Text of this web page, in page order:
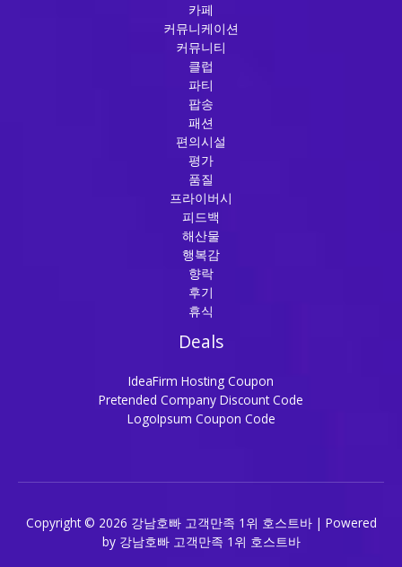
카페
커뮤니케이션
커뮤니티
클럽
파티
팝송
패션
편의시설
평가
품질
프라이버시
피드백
해산물
행복감
향락
후기
휴식
Deals
IdeaFirm Hosting Coupon
Pretended Company Discount Code
LogoIpsum Coupon Code
Copyright © 2026 강남호빠 고객만족 1위 호스트바 | Powered
by 강남호빠 고객만족 1위 호스트바